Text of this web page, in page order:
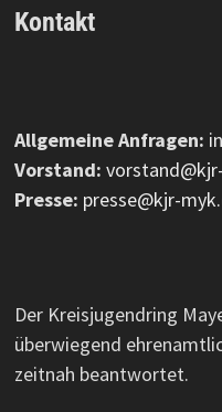
Kontakt
Allgemeine Anfragen:
Vorstand:
Presse: presse@kjr-
Der Kreisjugendring
überwiegend
zeitnah beantwortet.